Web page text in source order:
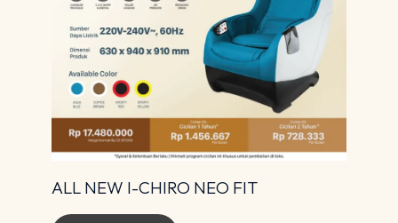
ALL NEW I-CHIRO NEO FIT